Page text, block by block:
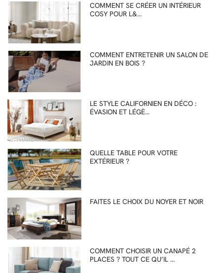
COMMENT SE CRÉER UN INTÉRIEUR
COSY POUR L&…
COMMENT ENTRETENIR UN SALON DE
JARDIN EN BOIS ?
LE STYLE CALIFORNIEN EN DÉCO :
ÉVASION ET LÉGÈ…
QUELLE TABLE POUR VOTRE
EXTÉRIEUR ?
FAITES LE CHOIX DU NOYER ET NOIR
COMMENT CHOISIR UN CANAPÉ 2
PLACES ? TOUT CE QU’IL …